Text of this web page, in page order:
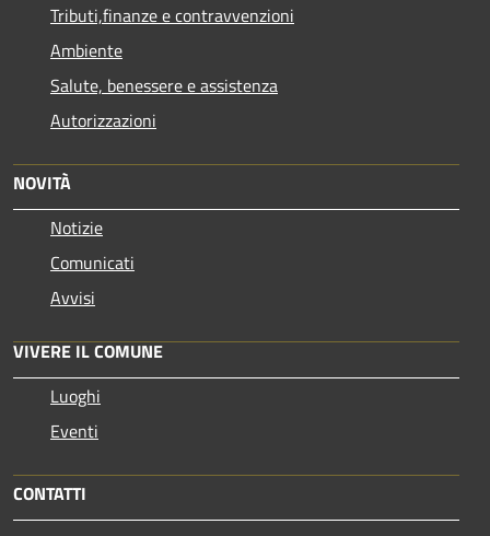
Tributi,finanze e contravvenzioni
Ambiente
Salute, benessere e assistenza
Autorizzazioni
NOVITÀ
Notizie
Comunicati
Avvisi
VIVERE IL COMUNE
Luoghi
Eventi
CONTATTI